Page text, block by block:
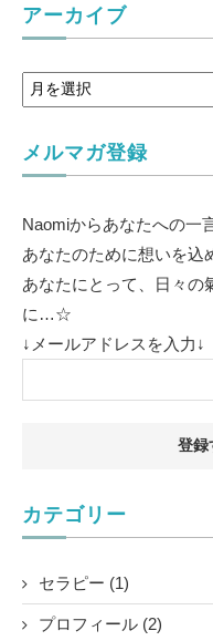
アーカイブ
メルマガ登録
Naomiからあなたへの一
あなたのために想いを込
あなたにとって、日々の
に…☆
↓メールアドレスを入力↓
カテゴリー
セラピー (1)
プロフィール (2)